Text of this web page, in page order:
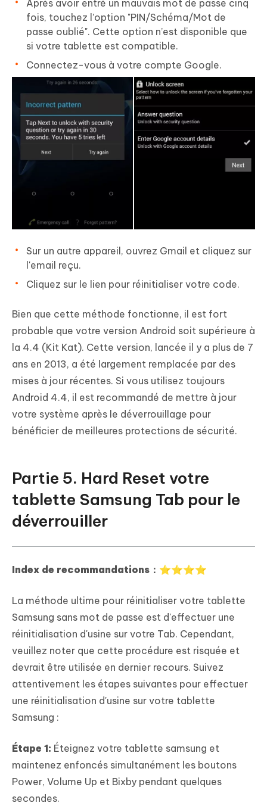
Après avoir entré un mauvais mot de passe cinq
fois, touchez l’option "PIN/Schéma/Mot de
passe oublié". Cette option n’est disponible que
si votre tablette est compatible.
Connectez-vous à votre compte Google.
Sur un autre appareil, ouvrez Gmail et cliquez sur
l'email reçu.
Cliquez sur le lien pour réinitialiser votre code.
Bien que cette méthode fonctionne, il est fort
probable que votre version Android soit supérieure à
la 4.4 (Kit Kat). Cette version, lancée il y a plus de 7
ans en 2013, a été largement remplacée par des
mises à jour récentes. Si vous utilisez toujours
Android 4.4, il est recommandé de mettre à jour
votre système après le déverrouillage pour
bénéficier de meilleures protections de sécurité.
Partie 5. Hard Reset votre
tablette Samsung Tab pour le
déverrouiller
Index de recommandations：⭐⭐⭐⭐
La méthode ultime pour réinitialiser votre tablette
Samsung sans mot de passe est d'effectuer une
réinitialisation d'usine sur votre Tab. Cependant,
veuillez noter que cette procédure est risquée et
devrait être utilisée en dernier recours. Suivez
attentivement les étapes suivantes pour effectuer
une réinitialisation d'usine sur votre tablette
Samsung :
Étape 1: Éteignez votre tablette samsung et
maintenez enfoncés simultanément les boutons
Power, Volume Up et Bixby pendant quelques
secondes.